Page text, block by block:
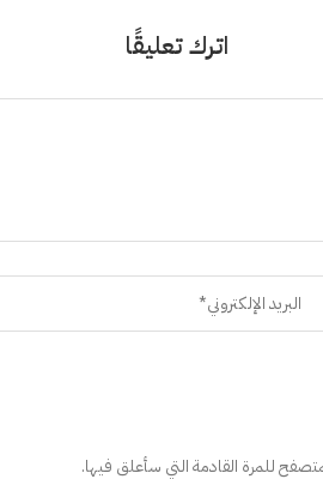
اترك تعليقًا
للمرة القادمة التي سأعلق فيها.